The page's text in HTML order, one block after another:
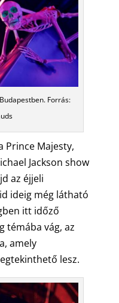
Forrás:
Prince Majesty,
Jackson show
az éjjeli
ideig még látható
itt időző
témába vág, az
amely
lesz.